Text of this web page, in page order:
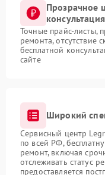
Прозрачное
консультация
Точные прайс-листы,
ремонта, отсутствие
бесплатной
сайте
Широкий
Сервисный центр
по всей РФ,
ремонт, включая
отслеживать статус
предоставляется